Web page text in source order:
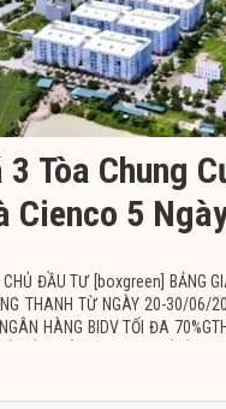
3 Tòa Chung
Cienco 5
CHỦ ĐẦU TƯ [boxgreen] BẢNG
THANH TỪ NGÀY 20-30/06/
HÀNG BIDV TỐI ĐA